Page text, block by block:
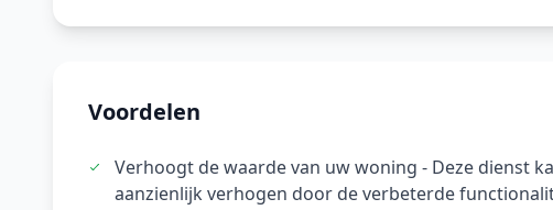
Voordelen
Verhoogt de waarde van uw woning - Deze dienst
aanzienlijk verhogen door de verbeterde